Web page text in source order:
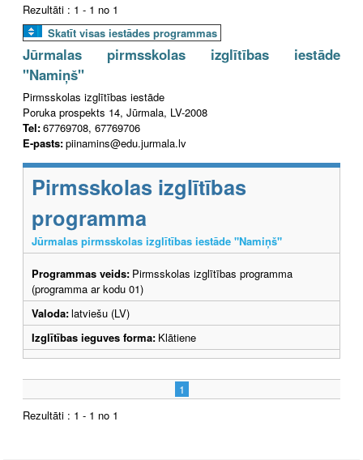
Rezultāti : 1 - 1 no 1
Skatīt visas iestādes programmas
Jūrmalas pirmsskolas izglītības iestāde
"Namiņš"
Pirmsskolas izglītības iestāde
Poruka prospekts 14, Jūrmala, LV-2008
Tel:67769708, 67769706
E-pasts:piinamins@edu.jurmala.lv
Pirmsskolas izglītības
programma
Jūrmalas pirmsskolas izglītības iestāde "Namiņš"
Programmas veids: Pirmsskolas izglītības programma
(programma ar kodu 01)
Valoda:latviešu (LV)
Izglītības ieguves forma: Klātiene
1
Rezultāti : 1 - 1 no 1